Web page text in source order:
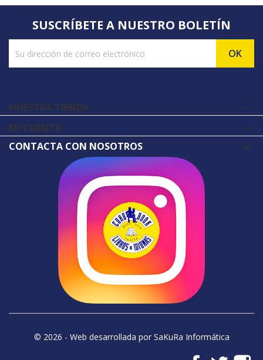
SUSCRÍBETE A NUESTRO BOLETÍN
NUESTRA TIENDA 
MI CUENTA 
CONTACTA CON NOSOTROS
© 2026 - Web desarrollada por SaKuRa Informática